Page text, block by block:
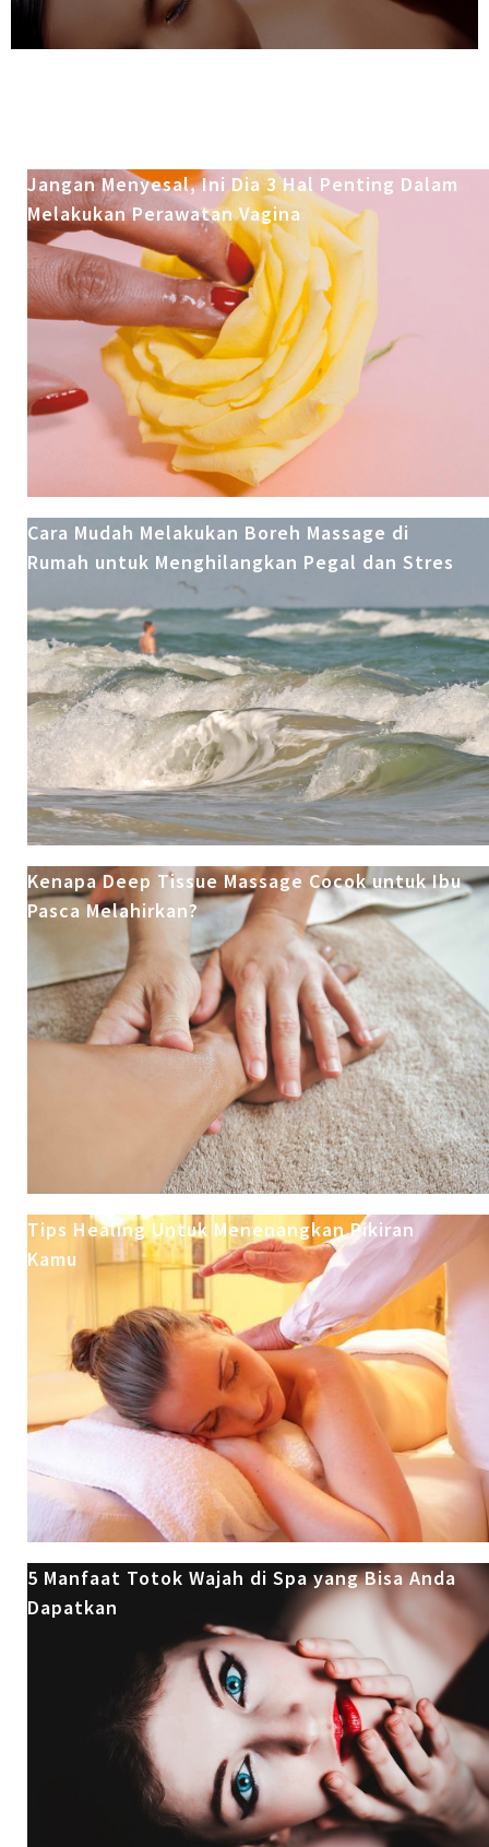
Jangan Menyesal, Ini Dia 3 Hal Penting Dalam
Melakukan Perawatan Vagina
Cara Mudah Melakukan Boreh Massage di
Rumah untuk Menghilangkan Pegal dan Stres
Kenapa Deep Tissue Massage Cocok untuk Ibu
Pasca Melahirkan?
Tips Healing Untuk Menenangkan Pikiran
Kamu
5 Manfaat Totok Wajah di Spa yang Bisa Anda
Dapatkan